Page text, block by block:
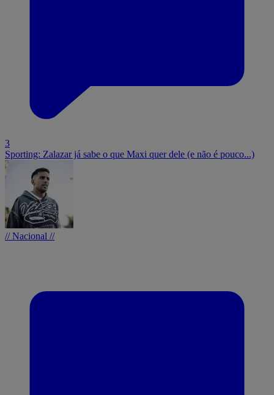
3
Sporting: Zalazar já sabe o que Maxi quer dele (e não é pouco...)
// Nacional //